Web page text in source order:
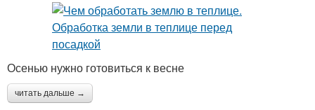
Осенью нужно готовиться к весне
читать дальше →